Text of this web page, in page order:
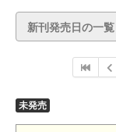
新刊発売日の一覧
未発売